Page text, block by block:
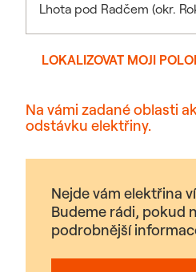
LOKALIZOVAT MOJI
Na vámi zadané oblasti
odstávku elektřiny.
Nejde vám elektřina
Budeme rádi, pokud
podrobnější